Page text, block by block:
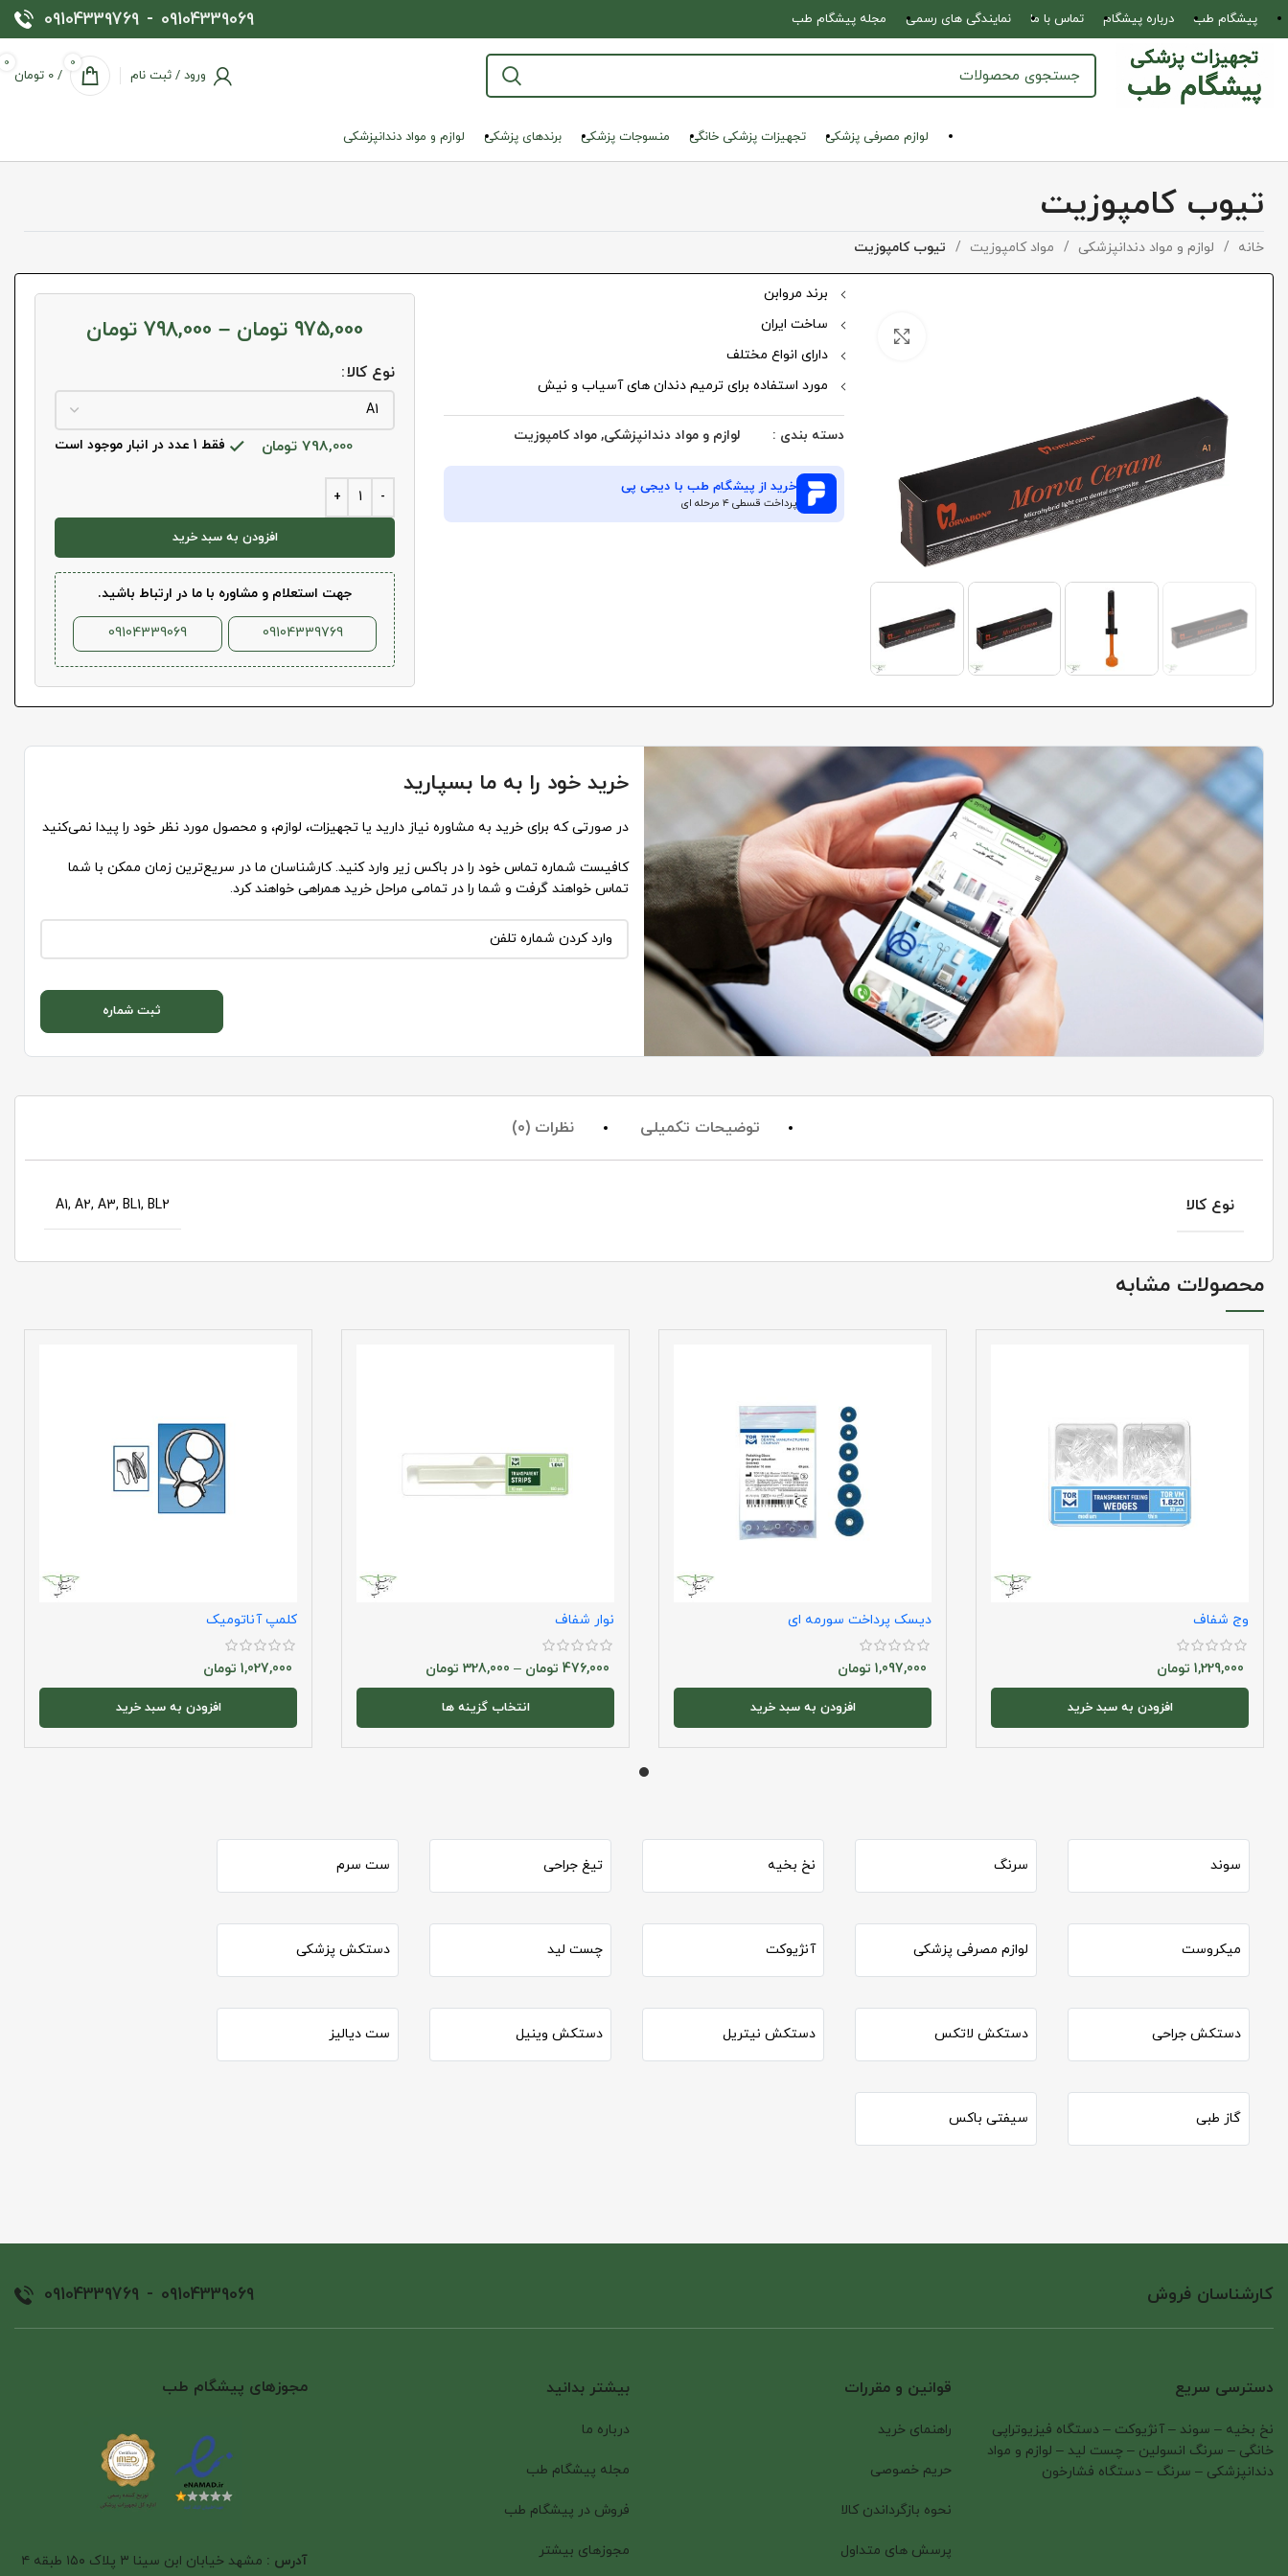
پیشگام طب درباره پیشگام تماس با ما نمایندگی های رسمی مجله پیشگام طب 09104339769 - 09104339069
ورود / ثبت نام
0
0
/
0 تومان
لوازم مصرفی پزشکی تجهیزات پزشکی خانگی منسوجات پزشکی برندهای پزشکی لوازم و مواد دندانپزشکی
تیوب کامپوزیت
خانه لوازم و مواد دندانپزشکی مواد کامپوزیت تیوب کامپوزیت
برند مروابن
ساخت ایران
دارای انواع مختلف
مورد استفاده برای ترمیم دندان های آسیاب و نیش
دسته بندی : لوازم و مواد دندانپزشکی,مواد کامپوزیت
خرید از پیشگام طب با دیجی پی
پرداخت قسطی ۴ مرحله ای
975,000 تومان –
798,000 تومان
نوع کالا
798,000 تومان فقط 1 عدد در انبار موجود است
افزودن به سبد خرید
جهت استعلام و مشاوره با ما در ارتباط باشید.
09104339769
09104339069
خرید خود را به ما بسپارید
در صورتی که برای خرید به مشاوره نیاز دارید یا تجهیزات، لوازم، و محصول مورد نظر خود را پیدا نمی‌کنید
کافیست شماره تماس خود را در باکس زیر وارد کنید. کارشناسان ما در سریع‌ترین زمان ممکن با شما
تماس خواهند گرفت و شما را در تمامی مراحل خرید همراهی خواهند کرد.
ثبت شماره
توضیحات تکمیلی نظرات (0)
نوع کالا A1, A2, A3, BL1, BL2
محصولات مشابه
وج شفاف
1,229,000 تومان
افزودن به سبد خرید
دیسک پرداخت سورمه ای
1,097,000 تومان
افزودن به سبد خرید
نوار شفاف
476,000 تومان –
328,000 تومان
انتخاب گزینه ها
کلمپ آناتومیک
1,027,000 تومان
افزودن به سبد خرید
سوند سرنگ نخ بخیه تیغ جراحی ست سرم
میکروست لوازم مصرفی پزشکی آنژیوکت چست لید دستکش پزشکی
دستکش جراحی دستکش لاتکس دستکش نیتریل دستکش وینیل ست دیالیز
گاز طبی سیفتی باکس
کارشناسان فروش 09104339069
-
09104339769
دسترسی سریع
نخ بخیه – سوند – آنژیوکت – دستگاه فیزیوتراپی
خانگی – سرنگ انسولین – چست لید – لوازم و مواد
دندانپزشکی – سرنگ – دستگاه فشارخون
قوانین و مقررات
راهنمای خرید
حریم خصوصی
نحوه بازگرداندن کالا
پرسش های متداول
بیشتر بدانید
درباره ما
مجله پیشگام طب
فروش در پیشگام طب
مجوزهای بیشتر
مجوزهای پیشگام طب
آدرس :
مشهد خیابان ابن سینا ۳ پلاک ۱۵۰ طبقه ۴